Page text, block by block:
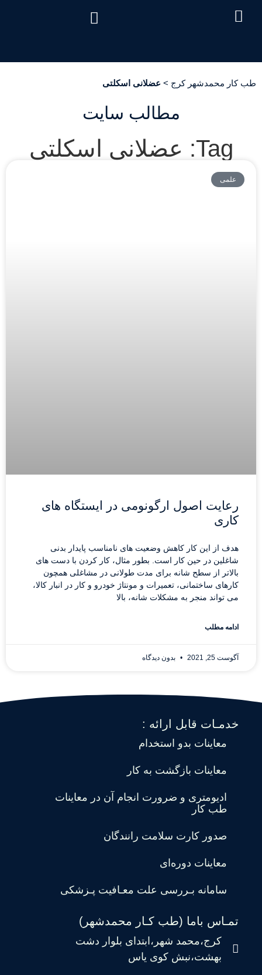
طب کار محمدشهر کرج > عضلانی اسکلتی
مطالب سایت
Tag: عضلانی اسکلتی
علمی
رعایت اصول ارگونومی در ایستگاه های
کاری
هدف از این کار کاهش وضعیت های نامناسب پایدار بدنی
شاغلین در حین کار است. بطور مثال، کار کردن با دست های
بالاتر از سطح شانه برای مدت طولانی در مشاغلی همچون
کارهای ساختمانی، تعمیرات و مونتاژ خودرو و کار در انبار کالا،
می تواند منجر به مشکلات شانه، بالا
ادامه مطلب
آگوست 25, 2021 بدون دیدگاه
خدمـات قابل ارائه :
معاینات بدو استخدام
معاینات بازگشت به کار
ادیومتری و ضرورت انجام آن در معاینات
طب کار
صدور کارت سلامت رانندگان
معاینات دوره‌ای
سامانه بـررسی علت معـافیت پـزشکی
تمـاس باما (طب کـار محمدشهر)
کرج،محمد شهر،ابتدای بلوار دشت
بهشت،نبش کوی یاس